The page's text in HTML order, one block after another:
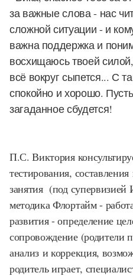
за важные слова - нас
сложной ситуации - и
важна поддержка и
восхищаюсь твоей
всё вокруг сыпется... С
спокойно и хорошо.
загаданное сбудется!
П.С. Виктория
тестирования,
занятия (под
методика Флортайм -
развития - определение
сопровождение (родители
анализ и коррекция,
родитель играет,